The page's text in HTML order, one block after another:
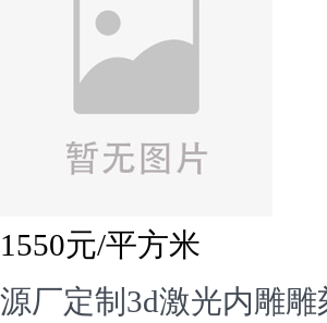
1550元/平方米
源厂定制3d激光内雕